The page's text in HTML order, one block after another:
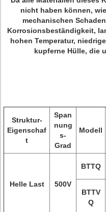
nicht haben können,
mechanischen
Korrosionsbeständigkeit,
hohen Temperatur,
kupferne Hülle, die
Struktur-
Eigenschaf
t
Span
nung
s-
Grad
Modell
Helle Last 500V
BTTQ
BTTV
Q